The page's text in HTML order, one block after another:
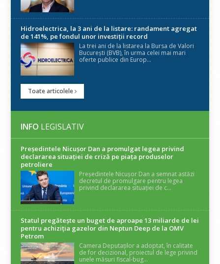
Hidroelectrica, la 3 ani de la listare: randament agregat
de 141%, pe fondul unor investiții record
La trei ani de la listarea la Bursa de Valori
București (BVB), în urma celei mai mari
oferte publice din Europ...
Toate articolele
INFO LEGISLATIV
Președintele Nicuşor Dan a promulgat legea privind
declararea situaţiei de criză pe piaţa produselor
petroliere
Președintele Nicușor Dan a semnat astăzi
decretul de promulgare pentru legea
privind declararea situației de c...
Statul pregătește un buget de aproape 13 miliarde de lei
pentru achiziția gazelor din Neptun Deep de la OMV
Petrom
Camera Deputaților a adoptat, în calitate
de for decizional, proiectul de lege privind
unele măsuri fiscal-bug...